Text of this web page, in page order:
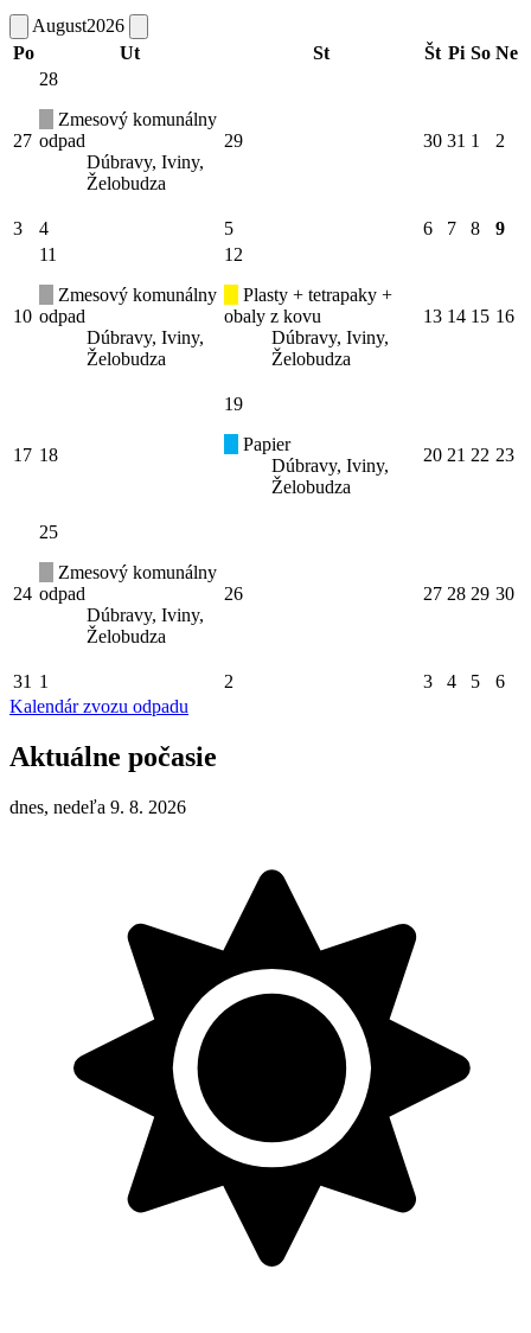
August2026
Po
Ut St Št Pi So Ne
27
28
Zmesový komunálny
odpad
Dúbravy, Iviny,
Želobudza
29 30 31 1 2
3 4 5 6 7 8 9
10
11
Zmesový komunálny
odpad
Dúbravy, Iviny,
Želobudza
12
Plasty + tetrapaky +
obaly z kovu
Dúbravy, Iviny,
Želobudza
13 14 15 16
17 18
19
Papier
Dúbravy, Iviny,
Želobudza
20 21 22 23
24
25
Zmesový komunálny
odpad
Dúbravy, Iviny,
Želobudza
26 27 28 29 30
31 1 2 3 4 5
6
Kalendár zvozu odpadu
Aktuálne počasie
dnes, nedeľa 9. 8. 2026